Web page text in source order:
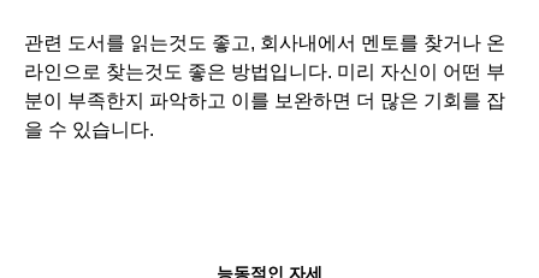
관련 도서를 읽는것도 좋고, 회사내에서 멘토를 찾거나 온
라인으로 찾는것도 좋은 방법입니다. 미리 자신이 어떤 부
분이 부족한지 파악하고 이를 보완하면 더 많은 기회를 잡
을 수 있습니다.
능동적인 자세